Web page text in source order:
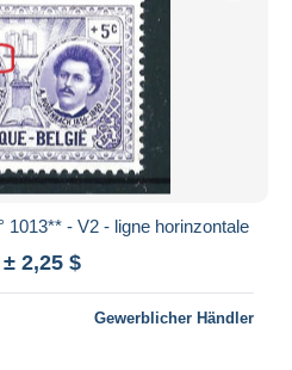
1013** - V2 - ligne horinzontale
± 2,25 $
Gewerblicher Händler